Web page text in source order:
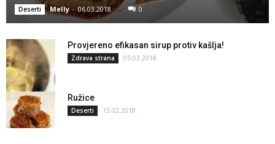
Deserti Melly - 06.03.2018. 0
Provjereno efikasan sirup protiv kašlja!
Zdrava strana 05.03.2018.
Ružice
Deserti 13.02.2018.